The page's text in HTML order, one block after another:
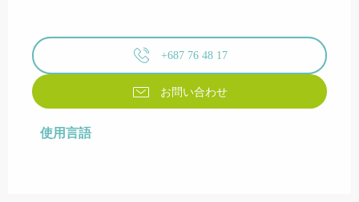
+687 76 48 17
お問い合わせ
使用言語
使用言語